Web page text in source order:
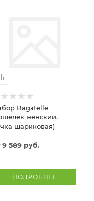
Bagatelle
женский,
шариковая)
9 589 руб.
ПОДРОБНЕЕ